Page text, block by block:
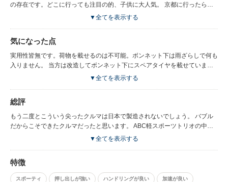
の存在です。どこに行っても注目の的、子供に大人気。 京都に行ったら、
観光客の外人さんに驚かれました、すべていい思い出です。
▼全てを表示する
気になった点
実用性皆無です。荷物を載せるのは不可能。ボンネット下は雨ざらしで何も
入りません。 当方は改造してボンネット下にスペアタイヤを載せていまし
たがお勧めしません。 後日談ですが、このクルマの設計関係者にこのスペ
搭載することになった」そうです。
▼全てを表示する
総評
もう二度とこういう尖ったクルマは日本で製造されないでしょう。 バブル
だからこそできたクルマだったと思います。 ABC軽スポーツトリオの中で
も最後発だったせいで不況のあおりをもろに受け、 ３０００台弱の生産で
もとは赤だったようです。
▼全てを表示する
特徴
スポーティ 押し出しが強い ハンドリングが良い 加速が良い